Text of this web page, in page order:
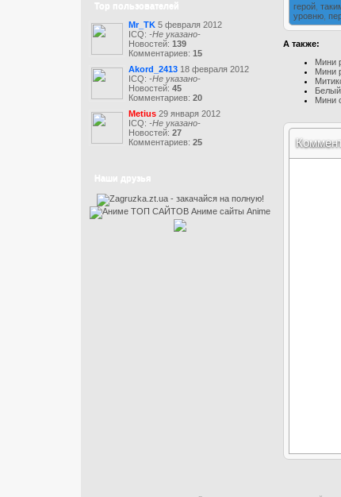
Top пользователей
Mr_TK 5 февраля 2012
ICQ: -Не указано-
Новостей: 139
Комментариев: 15
Akord_2413 18 февраля 2012
ICQ: -Не указано-
Новостей: 45
Комментариев: 20
Metius 29 января 2012
ICQ: -Не указано-
Новостей: 27
Комментариев: 25
Наши друзья
герой
уровню
А также:
Мини
Мини
Мини